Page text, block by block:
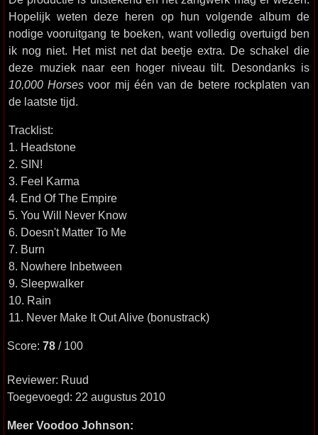
Hopelijk weten deze heren op hun volgende album de
nodige vooruitgang te boeken, want volledig overtuigd ben
ik nog niet. Het mist net dat beetje extra. De schakel die
deze muziek naar een hoger niveau tilt. Desondanks is
10,000 Horses voor mij één van de betere rockplaten van
de laatste tijd.
Tracklist:
1. Headstone
2. SIN!
3. Feel Karma
4. End Of The Empire
5. You Will Never Know
6. Doesn't Matter To Me
7. Burn
8. Nowhere Inbetween
9. Sleepwalker
10. Rain
11. Never Make It Out Alive (bonustrack)
Score: 78 / 100
Reviewer: Ruud
Toegevoegd: 22 augustus 2010
Meer Voodoo Johnson: